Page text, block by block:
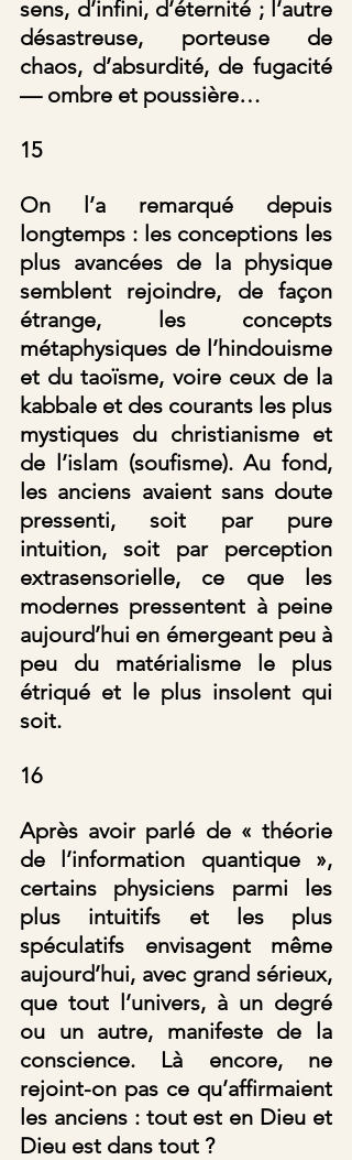
sens, d’infini, d’éternité ; l’autre
désastreuse, porteuse de
chaos, d’absurdité, de fugacité
— ombre et poussière…
15
On l’a remarqué depuis
longtemps : les conceptions les
plus avancées de la physique
semblent rejoindre, de façon
étrange, les concepts
métaphysiques de l’hindouisme
et du taoïsme, voire ceux de la
kabbale et des courants les plus
mystiques du christianisme et
de l’islam (soufisme). Au fond,
les anciens avaient sans doute
pressenti, soit par pure
intuition, soit par perception
extrasensorielle, ce que les
modernes pressentent à peine
aujourd’hui en émergeant peu à
peu du matérialisme le plus
étriqué et le plus insolent qui
soit.
16
Après avoir parlé de « théorie
de l’information quantique »,
certains physiciens parmi les
plus intuitifs et les plus
spéculatifs envisagent même
aujourd’hui, avec grand sérieux,
que tout l’univers, à un degré
ou un autre, manifeste de la
conscience. Là encore, ne
rejoint-on pas ce qu’affirmaient
les anciens : tout est en Dieu et
Dieu est dans tout ?